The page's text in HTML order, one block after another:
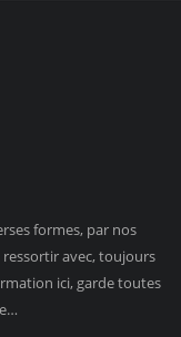
formes, par nos
avec, toujours
ici, garde toutes